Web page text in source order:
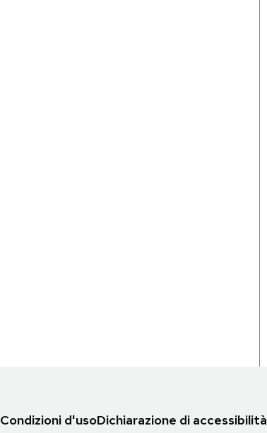
Condizioni d'usoDichiarazione di accessibilità